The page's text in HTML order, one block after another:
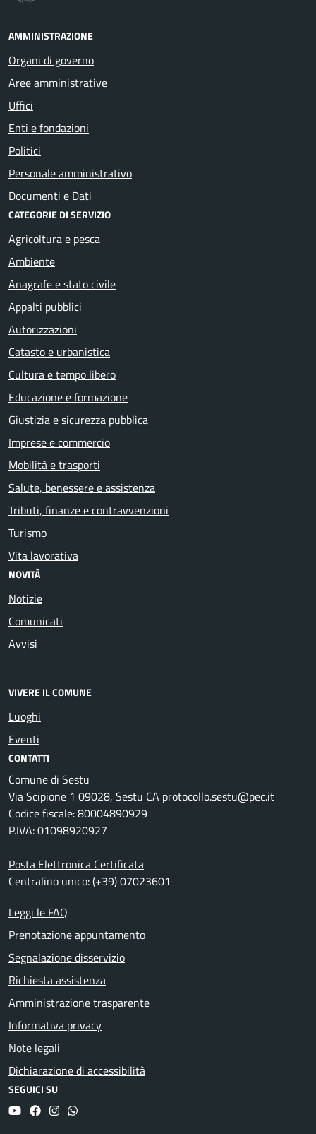
AMMINISTRAZIONE
Organi di governo
Aree amministrative
Uffici
Enti e fondazioni
Politici
Personale amministrativo
Documenti e Dati
CATEGORIE DI SERVIZIO
Agricoltura e pesca
Ambiente
Anagrafe e stato civile
Appalti pubblici
Autorizzazioni
Catasto e urbanistica
Cultura e tempo libero
Educazione e formazione
Giustizia e sicurezza pubblica
Imprese e commercio
Mobilità e trasporti
Salute, benessere e assistenza
Tributi, finanze e contravvenzioni
Turismo
Vita lavorativa
NOVITÀ
Notizie
Comunicati
Avvisi
VIVERE IL COMUNE
Luoghi
Eventi
CONTATTI
Comune di Sestu
Via Scipione 1 09028, Sestu CA protocollo.sestu@pec.it
Codice fiscale: 80004890929
P.IVA: 01098920927
Posta Elettronica Certificata
Centralino unico: (+39) 07023601
Leggi le FAQ
Prenotazione appuntamento
Segnalazione disservizio
Richiesta assistenza
Amministrazione trasparente
Informativa privacy
Note legali
Dichiarazione di accessibilità
SEGUICI SU
YouTubeFacebookInstagram
Whatsapp